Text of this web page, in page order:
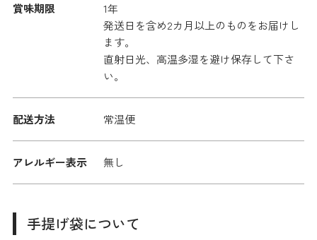
賞味期限
1年
発送日を含め2カ月以上のものをお届けし
ます。
直射日光、高温多湿を避け保存して下さ
い。
配送方法 常温便
アレルギー表示 無し
手提げ袋について